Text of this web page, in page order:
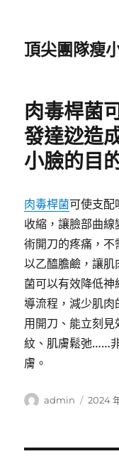
頂尖團隊瘦
肉毒桿菌
發達逤造
小臉的目
肉毒桿菌可使支配
收縮，讓臉部曲
術開刀的疼痛，
以乙醯膽鹼，讓
菌可以有效降低
導流程，減少肌
用開刀、能立刻
紋、肌膚鬆弛……
膚。
作
admin
發
2024